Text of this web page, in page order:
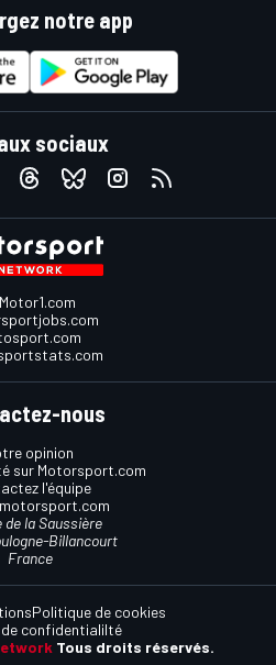
notre app
sociaux
nous
opinion
sur Motorsport.com
l'équipe
de la Saussière
Billancourt
France
Tous droits réservés.
Politique de cookies
confidentialilté